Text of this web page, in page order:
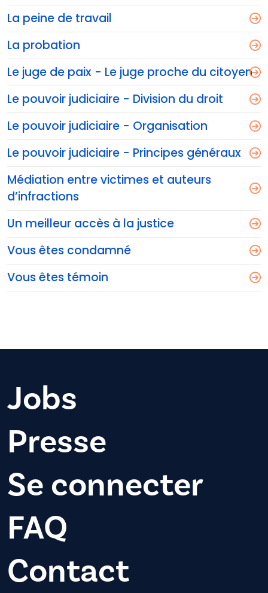
La peine de travail
La probation
Le juge de paix - Le juge proche du citoyen
Le pouvoir judiciaire - Division du droit
Le pouvoir judiciaire - Organisation
Le pouvoir judiciaire - Principes généraux
Médiation entre victimes et auteurs
d’infractions
Un meilleur accès à la justice
Vous êtes condamné
Vous êtes témoin
Jobs
Presse
Se connecter
FAQ
Contact